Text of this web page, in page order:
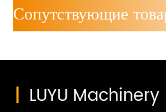
Сопутствующие
| LUYU Machinery